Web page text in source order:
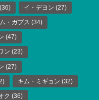
(36) イ・デヨン (27)
・ガプス (34)
(47)
ン (23)
(27)
キム・ミギョン (32)
ク (36)